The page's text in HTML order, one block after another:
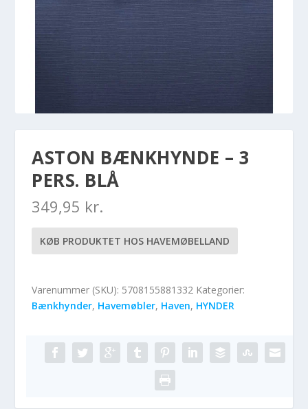
ASTON BÆNKHYNDE – 3
PERS. BLÅ
349,95 kr.
KØB PRODUKTET HOS HAVEMØBELLAND
Varenummer (SKU): 5708155881332 Kategorier:
Bænkhynder, Havemøbler, Haven, HYNDER